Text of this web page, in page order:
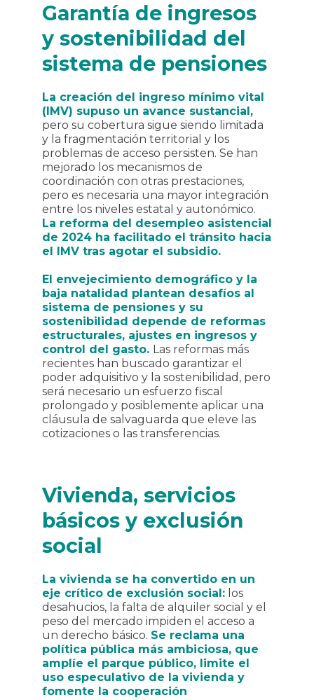
Garantía de ingresos
y sostenibilidad del
sistema de pensiones
La creación del ingreso mínimo vital
(IMV) supuso un avance sustancial,
pero su cobertura sigue siendo limitada
y la fragmentación territorial y los
problemas de acceso persisten. Se han
mejorado los mecanismos de
coordinación con otras prestaciones,
pero es necesaria una mayor integración
entre los niveles estatal y autonómico.
La reforma del desempleo asistencial
de 2024 ha facilitado el tránsito hacia
el IMV tras agotar el subsidio.
El envejecimiento demográfico y la
baja natalidad plantean desafíos al
sistema de pensiones y su
sostenibilidad depende de reformas
estructurales, ajustes en ingresos y
control del gasto. Las reformas más
recientes han buscado garantizar el
poder adquisitivo y la sostenibilidad, pero
será necesario un esfuerzo fiscal
prolongado y posiblemente aplicar una
cláusula de salvaguarda que eleve las
cotizaciones o las transferencias.
Vivienda, servicios
básicos y exclusión
social
La vivienda se ha convertido en un
eje crítico de exclusión social: los
desahucios, la falta de alquiler social y el
peso del mercado impiden el acceso a
un derecho básico. Se reclama una
política pública más ambiciosa, que
amplíe el parque público, limite el
uso especulativo de la vivienda y
fomente la cooperación